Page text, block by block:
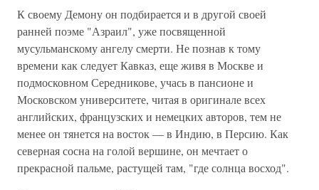
К своему Демону он подбирается и в другой своей
ранней поэме "Азраил", уже посвященной
мусульманскому ангелу смерти. Не познав к тому
времени как следует Кавказ, еще живя в Москве и
подмосковном Середникове, учась в пансионе и
Московском университете, читая в оригинале всех
английских, французских и немецких авторов, тем не
менее он тянется на восток — в Индию, в Персию. Как
северная сосна на голой вершине, он мечтает о
прекрасной пальме, растущей там, "где солнца восход".